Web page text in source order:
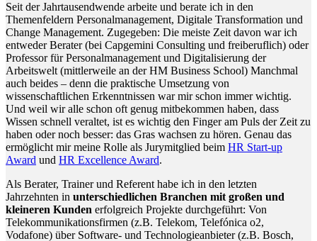
Seit der Jahrtausendwende arbeite und berate ich in den
Themenfeldern Personalmanagement, Digitale Transformation und
Change Management. Zugegeben: Die meiste Zeit davon war ich
entweder Berater (bei Capgemini Consulting und freiberuflich) oder
Professor für Personalmanagement und Digitalisierung der
Arbeitswelt (mittlerweile an der HM Business School) Manchmal
auch beides – denn die praktische Umsetzung von
wissenschaftlichen Erkenntnissen war mir schon immer wichtig.
Und weil wir alle schon oft genug mitbekommen haben, dass
Wissen schnell veraltet, ist es wichtig den Finger am Puls der Zeit zu
haben oder noch besser: das Gras wachsen zu hören. Genau das
ermöglicht mir meine Rolle als Jurymitglied beim HR Start-up
Award und HR Excellence Award.
Als Berater, Trainer und Referent habe ich in den letzten
Jahrzehnten in unterschiedlichen Branchen mit großen und
kleineren Kunden erfolgreich Projekte durchgeführt: Von
Telekommunikationsfirmen (z.B. Telekom, Telefónica o2,
Vodafone) über Software- und Technologieanbieter (z.B. Bosch,